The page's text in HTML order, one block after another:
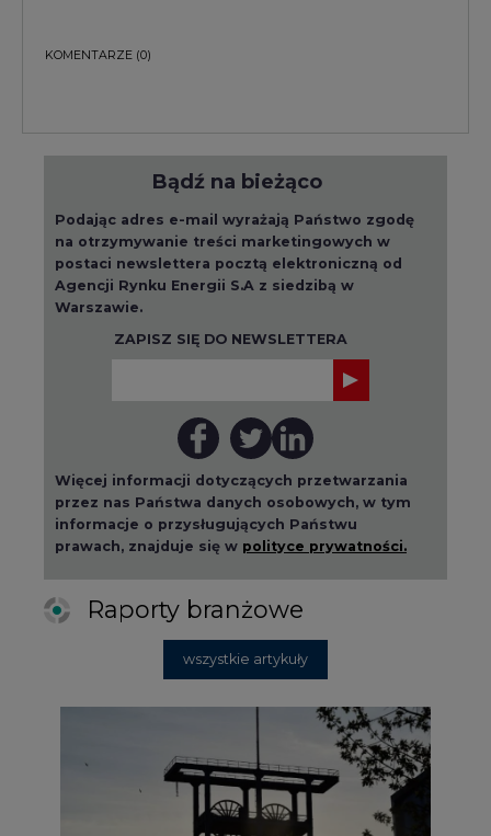
KOMENTARZE (0)
Bądź na bieżąco
Podając adres e-mail wyrażają Państwo zgodę
na otrzymywanie treści marketingowych w
postaci newslettera pocztą elektroniczną od
Agencji Rynku Energii S.A z siedzibą w
Warszawie.
ZAPISZ SIĘ DO NEWSLETTERA
Więcej informacji dotyczących przetwarzania
przez nas Państwa danych osobowych, w tym
informacje o przysługujących Państwu
prawach, znajduje się w polityce prywatności.
Raporty branżowe
wszystkie artykuły